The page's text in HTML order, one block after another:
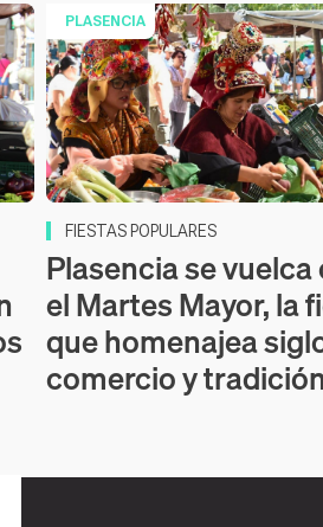
PLASENCIA
FIESTAS POPULARES
Plasencia se vuelca
el Martes Mayor, la
que homenajea
comercio y tradición